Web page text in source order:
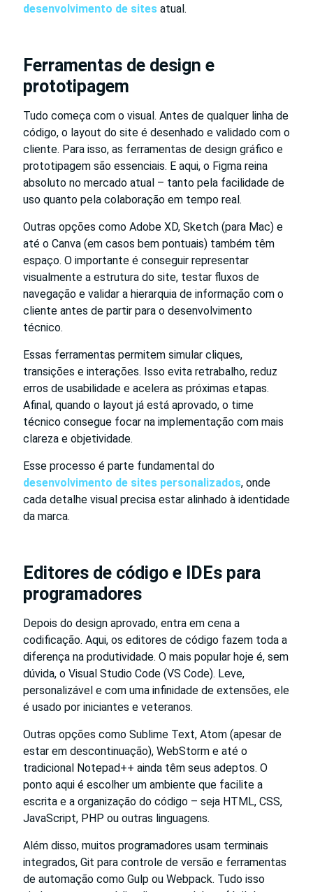
desenvolvimento de sites atual.
Ferramentas de design e
prototipagem
Tudo começa com o visual. Antes de qualquer linha de
código, o layout do site é desenhado e validado com o
cliente. Para isso, as ferramentas de design gráfico e
prototipagem são essenciais. E aqui, o Figma reina
absoluto no mercado atual – tanto pela facilidade de
uso quanto pela colaboração em tempo real.
Outras opções como Adobe XD, Sketch (para Mac) e
até o Canva (em casos bem pontuais) também têm
espaço. O importante é conseguir representar
visualmente a estrutura do site, testar fluxos de
navegação e validar a hierarquia de informação com o
cliente antes de partir para o desenvolvimento
técnico.
Essas ferramentas permitem simular cliques,
transições e interações. Isso evita retrabalho, reduz
erros de usabilidade e acelera as próximas etapas.
Afinal, quando o layout já está aprovado, o time
técnico consegue focar na implementação com mais
clareza e objetividade.
Esse processo é parte fundamental do
desenvolvimento de sites personalizados, onde
cada detalhe visual precisa estar alinhado à identidade
da marca.
Editores de código e IDEs para
programadores
Depois do design aprovado, entra em cena a
codificação. Aqui, os editores de código fazem toda a
diferença na produtividade. O mais popular hoje é, sem
dúvida, o Visual Studio Code (VS Code). Leve,
personalizável e com uma infinidade de extensões, ele
é usado por iniciantes e veteranos.
Outras opções como Sublime Text, Atom (apesar de
estar em descontinuação), WebStorm e até o
tradicional Notepad++ ainda têm seus adeptos. O
ponto aqui é escolher um ambiente que facilite a
escrita e a organização do código – seja HTML, CSS,
JavaScript, PHP ou outras linguagens.
Além disso, muitos programadores usam terminais
integrados, Git para controle de versão e ferramentas
de automação como Gulp ou Webpack. Tudo isso